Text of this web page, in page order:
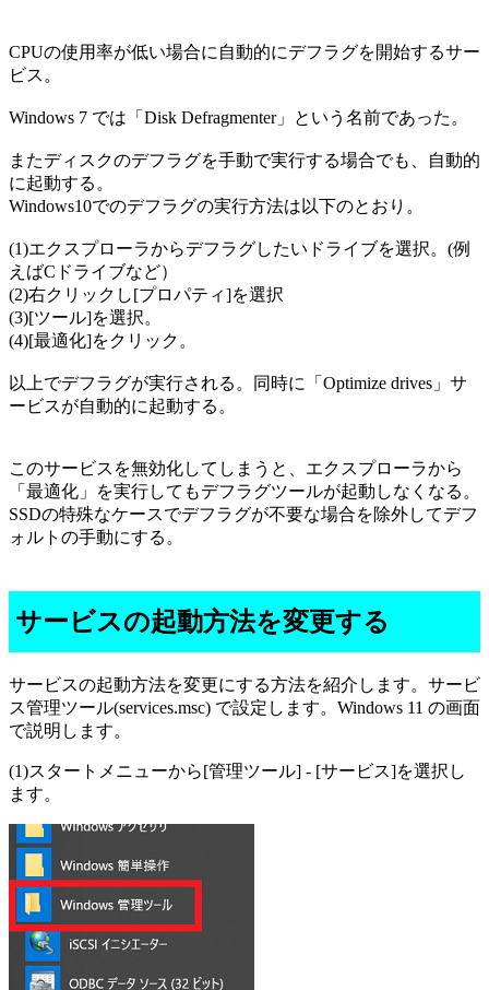
CPUの使用率が低い場合に自動的にデフラグを開始するサー
ビス。
Windows 7 では「Disk Defragmenter」という名前であった。
またディスクのデフラグを手動で実行する場合でも、自動的
に起動する。
Windows10でのデフラグの実行方法は以下のとおり。
(1)エクスプローラからデフラグしたいドライブを選択。(例
えばCドライブなど）
(2)右クリックし[プロパティ]を選択
(3)[ツール]を選択。
(4)[最適化]をクリック。
以上でデフラグが実行される。同時に「Optimize drives」サ
ービスが自動的に起動する。
このサービスを無効化してしまうと、エクスプローラから
「最適化」を実行してもデフラグツールが起動しなくなる。
SSDの特殊なケースでデフラグが不要な場合を除外してデフ
ォルトの手動にする。
サービスの起動方法を変更する
サービスの起動方法を変更にする方法を紹介します。サービ
ス管理ツール(services.msc) で設定します。Windows 11 の画面
で説明します。
(1)スタートメニューから[管理ツール] - [サービス]を選択し
ます。